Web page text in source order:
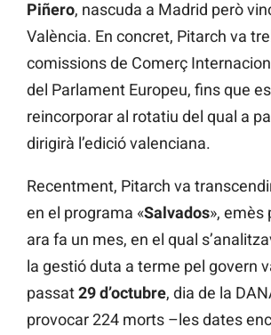
Piñero, nascuda a Madrid però
València. En concret, Pitarch va
comissions de Comerç
del Parlament Europeu, fins que
reincorporar al rotatiu del qual a
dirigirà l’edició valenciana.
Recentment, Pitarch va
en el programa «Salvados», emès
ara fa un mes, en el qual
la gestió duta a terme pel govern
passat29 d’octubre, dia de la
provocar 224 morts –les dates